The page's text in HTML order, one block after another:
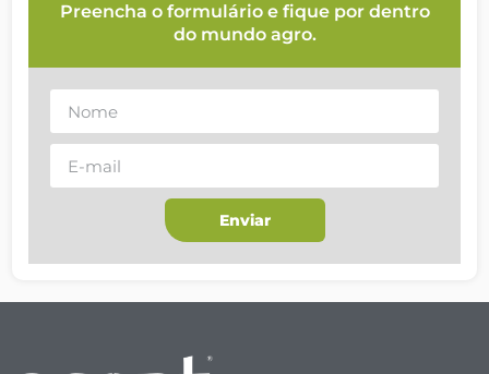
Preencha o formulário e fique por dentro
do mundo agro.
Enviar